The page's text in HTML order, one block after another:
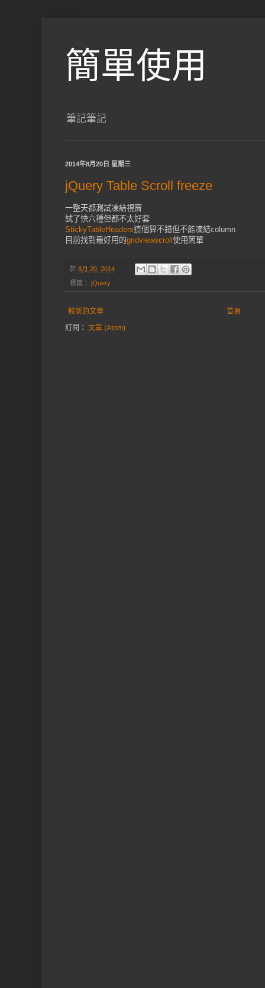
簡單使用
筆記筆記
2014年8月20日 星期三
jQuery Table Scroll freeze
一整天都測試凍結視窗
試了快六種但都不太好套
StickyTableHeaders這個算不錯但不能凍結column
目前找到最好用的gridviewscroll 使用簡單
於 8月 20, 2014
標籤： jQuery
較新的文章
首頁
訂閱： 文章 (Atom)